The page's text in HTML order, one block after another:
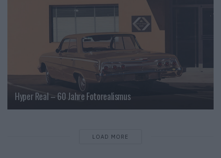
Hyper Real – 60 Jahre Fotorealismus
LOAD MORE